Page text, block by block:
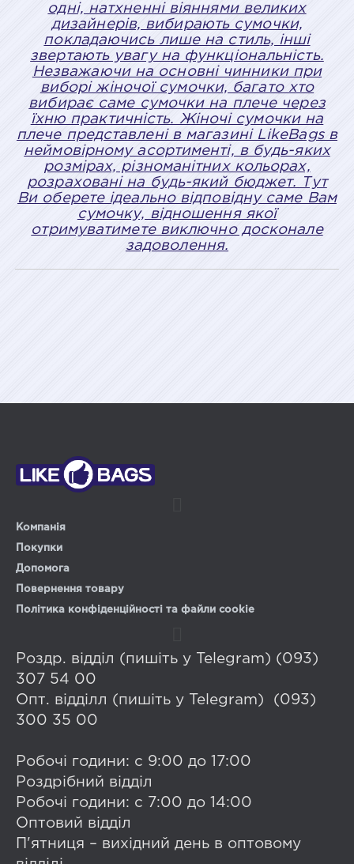
одні, натхненні віяннями великих
дизайнерів, вибирають сумочки,
покладаючись лише на стиль, інші
звертають увагу на функціональність.
Незважаючи на основні чинники при
виборі жіночої сумочки, багато хто
вибирає саме сумочки на плече через
їхню практичність. Жіночі сумочки на
плече представлені в магазині LikeBags в
неймовірному асортименті, в будь-яких
розмірах, різноманітних кольорах,
розраховані на будь-який бюджет. Тут
Ви оберете ідеально відповідну саме Вам
сумочку, відношення якої
отримуватимете виключно досконале
задоволення.
Компанія
Покупки
Допомога
Повернення товару
Політика конфіденційності та файли cookie
Роздр. відділ (пишіть у Telegram) (093)
307 54 00
Опт. відділл (пишіть у Telegram) (093)
300 35 00
Робочі години: с 9:00 до 17:00
Роздрібний відділ
Робочі години: с 7:00 до 14:00
Оптовий відділ
П'ятниця – вихідний день в оптовому